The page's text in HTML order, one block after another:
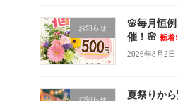
お知らせ
🌸毎月恒
催！🌸 新着
2026年8月2日
お知らせ
夏祭りか